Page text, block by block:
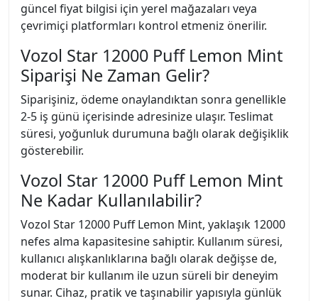
güncel fiyat bilgisi için yerel mağazaları veya
çevrimiçi platformları kontrol etmeniz önerilir.
Vozol Star 12000 Puff Lemon Mint
Siparişi Ne Zaman Gelir?
Siparişiniz, ödeme onaylandıktan sonra genellikle
2-5 iş günü içerisinde adresinize ulaşır. Teslimat
süresi, yoğunluk durumuna bağlı olarak değişiklik
gösterebilir.
Vozol Star 12000 Puff Lemon Mint
Ne Kadar Kullanılabilir?
Vozol Star 12000 Puff Lemon Mint, yaklaşık 12000
nefes alma kapasitesine sahiptir. Kullanım süresi,
kullanıcı alışkanlıklarına bağlı olarak değişse de,
moderat bir kullanım ile uzun süreli bir deneyim
sunar. Cihaz, pratik ve taşınabilir yapısıyla günlük